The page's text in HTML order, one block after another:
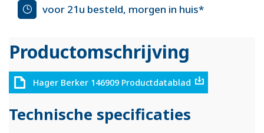
voor 21u besteld, morgen in huis*
Productomschrijving
Hager Berker 146909 Productdatablad
Technische specificaties